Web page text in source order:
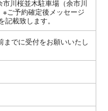
川桜並木駐車場（余市川
ご予約確定後メッセージ
載致します。
までに受付をお願いいたし